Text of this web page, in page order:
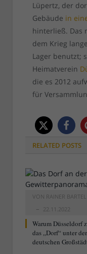
Lüpertz, der
Gebäude in
hinterließ. Das
dem Krieg
Lager benutzt;
Heimatverein
die es 2012
für
RELATED POSTS
VON RAINER BARTEL
22.11.2022
Warum Düsseldorf
das „Dorf“ unter
deutschen